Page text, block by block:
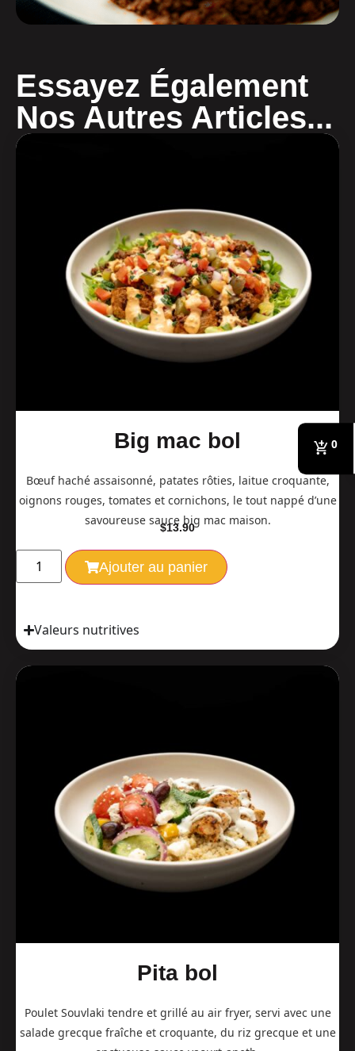
Essayez Également
Nos Autres Articles...
Big mac bol
Bœuf haché assaisonné, patates rôties, laitue croquante,
oignons rouges, tomates et cornichons, le tout nappé d’une
savoureuse sauce big mac maison.
$13.90
Ajouter au panier
Valeurs nutritives
Pita bol
Poulet Souvlaki tendre et grillé au air fryer, servi avec une
salade grecque fraîche et croquante, du riz grecque et une
0